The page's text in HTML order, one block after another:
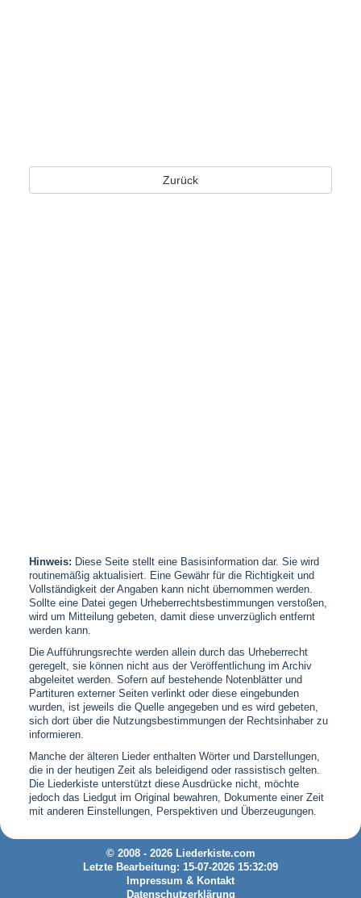
Zurück
Hinweis: Diese Seite stellt eine Basisinformation dar. Sie wird
routinemäßig aktualisiert. Eine Gewähr für die Richtigkeit und
Vollständigkeit der Angaben kann nicht übernommen werden.
Sollte eine Datei gegen Urheberrechtsbestimmungen verstoßen,
wird um Mitteilung gebeten, damit diese unverzüglich entfernt
werden kann.
Die Aufführungsrechte werden allein durch das Urheberrecht
geregelt, sie können nicht aus der Veröffentlichung im Archiv
abgeleitet werden. Sofern auf bestehende Notenblätter und
Partituren externer Seiten verlinkt oder diese eingebunden
wurden, ist jeweils die Quelle angegeben und es wird gebeten,
sich dort über die Nutzungsbestimmungen der Rechtsinhaber zu
informieren.
Manche der älteren Lieder enthalten Wörter und Darstellungen,
die in der heutigen Zeit als beleidigend oder rassistisch gelten.
Die Liederkiste unterstützt diese Ausdrücke nicht, möchte
jedoch das Liedgut im Original bewahren, Dokumente einer Zeit
mit anderen Einstellungen, Perspektiven und Überzeugungen.
© 2008 - 2026 Liederkiste.com
Letzte Bearbeitung: 15-07-2026 15:32:09
Impressum & Kontakt
Datenschutzerklärung